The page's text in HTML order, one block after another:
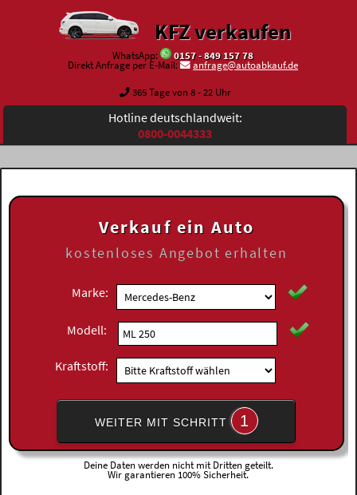
KFZ verkaufen
WhatsApp:
0157 - 849 157 78
Direkt Anfrage per E-Mail:
anfrage@autoabkauf.de
365 Tage von 8 - 22 Uhr
Hotline deutschlandweit:
0800-0044333
Verkauf ein Auto
kostenloses Angebot erhalten
Marke:
Modell:
Kraftstoff:
WEITER MIT SCHRITT 1
Deine Daten werden nicht mit Dritten geteilt.
Wir garantieren 100% Sicherheit.